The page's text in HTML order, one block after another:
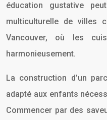
éducation gustative
multiculturelle de villes
Vancouver, où les
harmonieusement.
La construction d’un
adapté aux enfants
Commencer par des